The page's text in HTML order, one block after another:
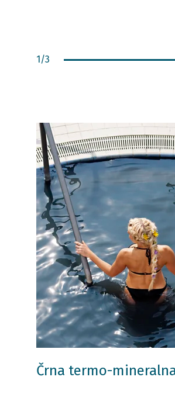
1/3
Črna termo-